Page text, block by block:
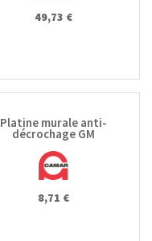
49,73 €
Platine murale anti-
décrochage GM
8,71 €